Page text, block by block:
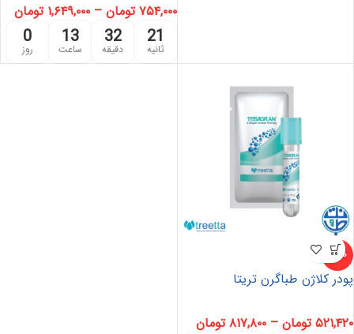
۷۵۴,۰۰۰ تومان – ۱,۶۴۹,۰۰۰ تومان
0
روز
13
ساعت
32
دقیقه
21
ثانیه
-42%
پودر کلاژن طباگرن تریتا
۵۲۱,۴۲۰ تومان – ۸۱۷,۸۰۰ تومان